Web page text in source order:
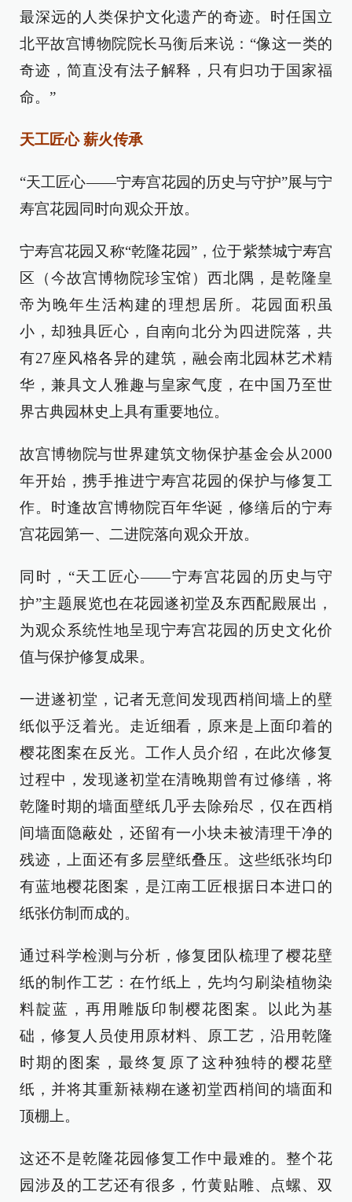
最深远的人类保护文化遗产的奇迹。时任国立
北平故宫博物院院长马衡后来说：“像这一类的
奇迹，简直没有法子解释，只有归功于国家福
命。”
天工匠心 薪火传承
“天工匠心——宁寿宫花园的历史与守护”展与宁
寿宫花园同时向观众开放。
宁寿宫花园又称“乾隆花园”，位于紫禁城宁寿宫
区（今故宫博物院珍宝馆）西北隅，是乾隆皇
帝为晚年生活构建的理想居所。花园面积虽
小，却独具匠心，自南向北分为四进院落，共
有27座风格各异的建筑，融会南北园林艺术精
华，兼具文人雅趣与皇家气度，在中国乃至世
界古典园林史上具有重要地位。
故宫博物院与世界建筑文物保护基金会从2000
年开始，携手推进宁寿宫花园的保护与修复工
作。时逢故宫博物院百年华诞，修缮后的宁寿
宫花园第一、二进院落向观众开放。
同时，“天工匠心——宁寿宫花园的历史与守
护”主题展览也在花园遂初堂及东西配殿展出，
为观众系统性地呈现宁寿宫花园的历史文化价
值与保护修复成果。
一进遂初堂，记者无意间发现西梢间墙上的壁
纸似乎泛着光。走近细看，原来是上面印着的
樱花图案在反光。工作人员介绍，在此次修复
过程中，发现遂初堂在清晚期曾有过修缮，将
乾隆时期的墙面壁纸几乎去除殆尽，仅在西梢
间墙面隐蔽处，还留有一小块未被清理干净的
残迹，上面还有多层壁纸叠压。这些纸张均印
有蓝地樱花图案，是江南工匠根据日本进口的
纸张仿制而成的。
通过科学检测与分析，修复团队梳理了樱花壁
纸的制作工艺：在竹纸上，先均匀刷染植物染
料靛蓝，再用雕版印制樱花图案。以此为基
础，修复人员使用原材料、原工艺，沿用乾隆
时期的图案，最终复原了这种独特的樱花壁
纸，并将其重新裱糊在遂初堂西梢间的墙面和
顶棚上。
这还不是乾隆花园修复工作中最难的。整个花
园涉及的工艺还有很多，竹黄贴雕、点螺、双